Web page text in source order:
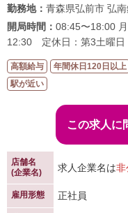
勤務地： 青森県弘前市 弘
開局時間： 08:45〜18:00
12:30 定休日：第3土曜日
高額給与 年間休日120日以上
駅が近い
この求人に
店舗名
(企業名)
求人企業名は非
雇用形態 正社員